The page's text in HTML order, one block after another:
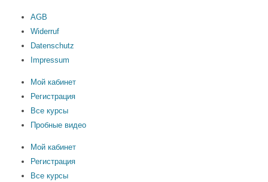
AGB
Widerruf
Datenschutz
Impressum
Мой кабинет
Регистрация
Все курсы
Пробные видео
Мой кабинет
Регистрация
Все курсы